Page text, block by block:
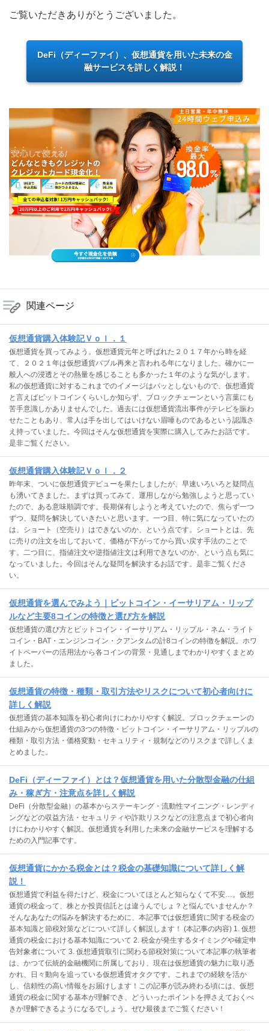
ご覧いただきありがとうございました。
DeFi（ディーファイ）、仮想通貨を用いた未来の金
融サービスを詳しく解説！
関連ページ
仮想通貨購入体験記Ｖｏｌ．１
仮想通貨を買ってみよう。仮想通貨元年と呼ばれた２０１７年から時を経
て、２０２１年は仮想通貨バブル再来と言われる年になりました。確かに一
般人への浸透とその熱量を感じることも多かった１年のような気がします。
私の仮想通貨に対するこれまでのイメージはパッとしないもので、仮想通貨
と言えばビットコインくらいしか知らず、ブロックチェーンという言葉にも
苦手意識しかありませんでした。過去には仮想通貨流出事件がテレビを賑わ
せたこともあり、常人は手を出してはいけない眉唾ものであるという認識さ
え持っていました。今回はそんな仮想通貨を実際に購入してみたお話です。
是非ご覧ください。
仮想通貨購入体験記Ｖｏｌ．２
昨年末、ついに仮想通貨デビューを果たしましたが、早速いろいろと疑問点
も湧いてきました。まずは買ってみて、運用しながら勉強しようと思ってい
たので、ある意味順調です。長期保有しようと考えていたので、焦らず一つ
ずつ、疑問を解決していきたいと思います。一つ目、特に気になっていたの
は、ショート（空売り）はできないのか、という点です。ショートとは、先
に売りの注文を出しておいて、価格が下がってから買い戻す手法のことで
す。二つ目に、指値注文や逆指値注文は利用できないのか、という点も気に
なっていました。今回はそんな疑問を解決するお話です。是非ご覧くださ
い。
仮想通貨を選んでみよう｜ビットコイン・イーサリアム・リップ
ルなど主要8コインの特徴と選び方を解説
仮想通貨の選び方とビットコイン・イーサリアム・リップル・ネム・ライト
コイン・BAT・エンジンコイン・クアンタムの計8コインの特徴を解説。ホワ
イトペーパーの活用法から各コインの背景・見通しまでわかりやすくまとめ
ました。
仮想通貨の特徴・種類・取引方法やリスクについて初心者向けに
詳しく解説
仮想通貨の基本知識を初心者向けにわかりやすく解説。ブロックチェーンの
仕組みから仮想通貨の3つの特徴・ビットコイン・イーサリアム・リップルの
種類・取引方法・価格変動・セキュリティ・規制などのリスクまで詳しくま
とめました。
DeFi（ディーファイ）とは？仮想通貨を用いた分散型金融の仕組
み・稼ぎ方・注意点を詳しく解説
DeFi（分散型金融）の基本からステーキング・流動性マイニング・レンディ
ングなどの収益方法・セキュリティや詐欺リスクなどの注意点まで初心者向
けにわかりやすく解説。仮想通貨を利用した未来の金融サービスを理解する
ための入門記事です。
仮想通貨にかかる税金とは？税金の基礎知識について詳しく解
説！
仮想通貨で利益を得たけど、税金についてほとんど知らなくて不安…。仮想
通貨の税金って、株とか投資信託とは違うんでしょ？と悩んでいませんか？
そんなあなたの悩みを解決するために、本記事では仮想通貨に関する税金の
基本知識と節税対策などについて詳しく解説します！ (本記事の内容) 1. 仮想
通貨の税金における基本知識について 2. 税金が発生するタイミングや確定申
告対象者について 3. 仮想通貨取引に関わる節税対策について本記事の執筆者
は、かつて伝統的金融機関に所属しており、現在は仮想通貨の魅力に取り憑
かれ、日々動向を追っている仮想通貨オタクです。これまでの経験を活か
し、信頼性の高い情報をお届けします！この記事が読み終わる頃には、仮想
通貨の税金に関する基本が理解でき、どういったポイントを押さえておくべ
きか理解できるようになるでしょう。ぜひ最後までご覧ください！